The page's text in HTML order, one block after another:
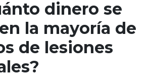
dinero se
la mayoría de
de lesiones